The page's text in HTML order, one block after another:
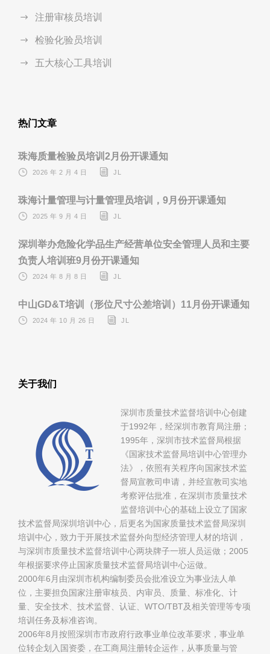
注册审核员培训
检验化验员培训
五大核心工具培训
热门文章
珠海质量检验员培训2月份开课通知
2026 年 2 月 4 日 JL
珠海计量管理与计量管理员培训，9月份开课通知
2025 年 9 月 4 日 JL
深圳举办危险化学品生产经营单位安全管理人员和主要
负责人培训班9月份开课通知
2024 年 8 月 8 日 JL
中山GD&T培训（形位尺寸公差培训）11月份开课通知
2024 年 10 月 26 日 JL
关于我们
深圳市质量技术监督培训中心创建
于1992年，经深圳市教育局注册；
1995年，深圳市技术监督局根据
《国家技术监督局培训中心管理办
法》，依照有关程序向国家技术监
督局宣教司申请，并经宣教司实地
考察评估批准，在深圳市质量技术
监督培训中心的基础上设立了国家
技术监督局深圳培训中心，后更名为国家质量技术监督局深圳
培训中心，致力于开展技术监督外向型经济管理人材的培训，
与深圳市质量技术监督培训中心两块牌子一班人员运做；2005
年根据要求停止国家质量技术监督局培训中心运做。
2000年6月由深圳市机构编制委员会批准设立为事业法人单
位，主要担负国家注册审核员、内审员、质量、标准化、计
量、安全技术、技术监督、认证、WTO/TBT及相关管理等专项
培训任务及标准咨询。
2006年8月按照深圳市市政府行政事业单位改革要求，事业单
位转企划入国资委，在工商局注册转企运作，从事质量与管